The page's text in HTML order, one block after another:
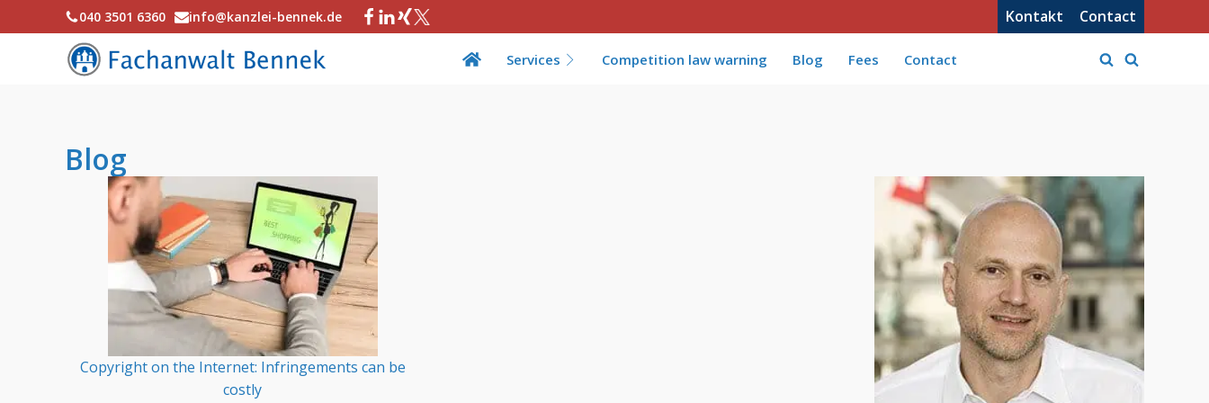
040 3501 6360 info@kanzlei-bennek.de Kontakt Contact
Services Competition law warning Blog Fees Contact
Blog
Copyright on the Internet: Infringements can be
costly